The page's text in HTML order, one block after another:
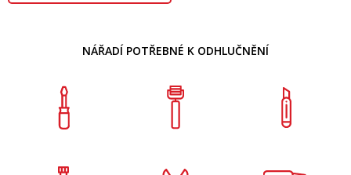
NÁŘADÍ POTŘEBNÉ K ODHLUČNĚNÍ